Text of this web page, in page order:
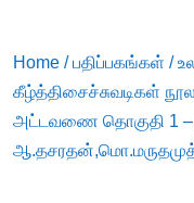
Home /பதிப்பகங்கள் /
கீழ்த்திசைச்சுவடிகள்
அட்டவணை தொகுதி 1